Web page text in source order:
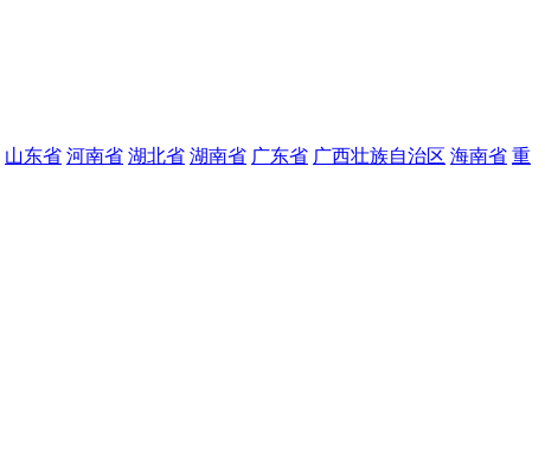
山东省 河南省 湖北省 湖南省 广东省 广西壮族自治区 海南省 重